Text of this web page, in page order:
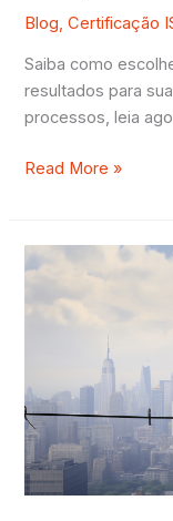
Blog,Certificação
Saiba como
resultados para
processos, leia
Read More »
Riscos
oportunidades
45001